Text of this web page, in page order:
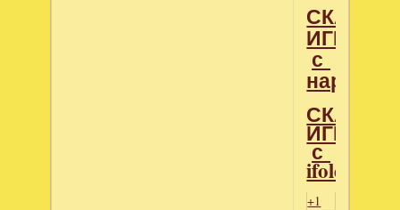
ИГРУ
с
народ
ИГРУ
с
ifolder
+1